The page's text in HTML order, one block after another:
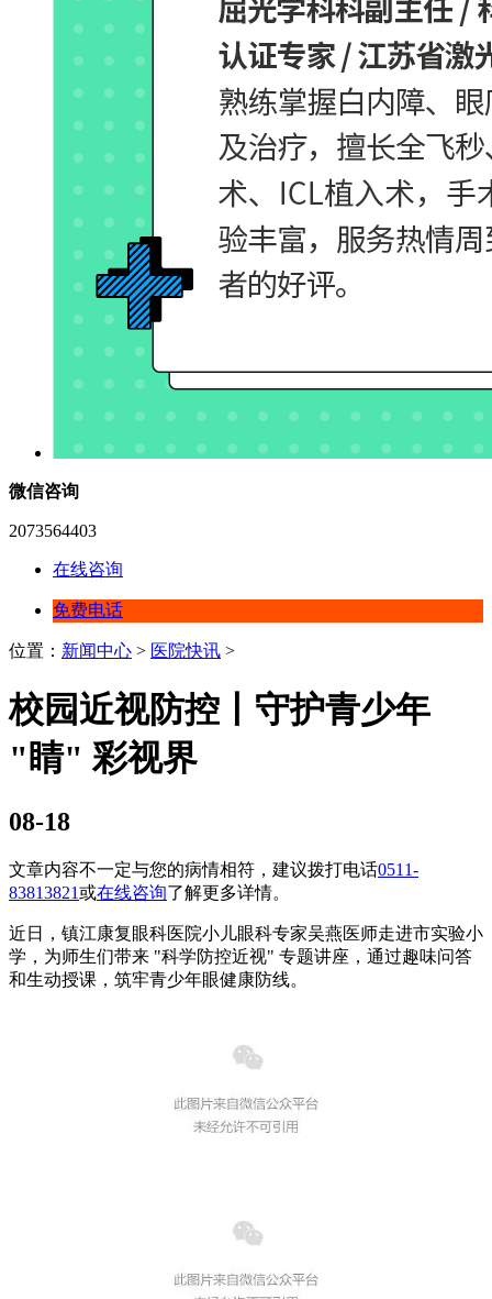
微信咨询
2073564403
在线咨询
免费电话
位置： 新闻中心 > 医院快讯 >
校园近视防控丨守护青少年
"睛" 彩视界
08-18
文章内容不一定与您的病情相符，建议拨打电话0511-
83813821或在线咨询了解更多详情。
近日，镇江康复眼科医院小儿眼科专家吴燕医师走进市实验小
学，为师生们带来 "科学防控近视" 专题讲座，通过趣味问答
和生动授课，筑牢青少年眼健康防线。